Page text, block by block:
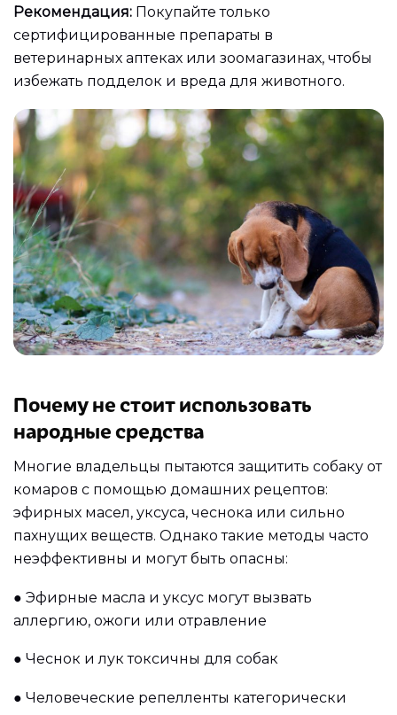
Рекомендация: Покупайте только
сертифицированные препараты в
ветеринарных аптеках или зоомагазинах, чтобы
избежать подделок и вреда для животного.
Почему не стоит использовать
народные средства
Многие владельцы пытаются защитить собаку от
комаров с помощью домашних рецептов:
эфирных масел, уксуса, чеснока или сильно
пахнущих веществ. Однако такие методы часто
неэффективны и могут быть опасны:
● Эфирные масла и уксус могут вызвать
аллергию, ожоги или отравление
● Чеснок и лук токсичны для собак
● Человеческие репелленты категорически